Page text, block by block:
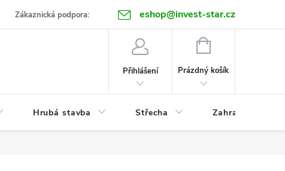
Zákaznická podpora: eshop@invest-star.cz
Kontakt
Přihlášení
NÁKUPNÍ
Prázdný košík
Hrubá stavba Střecha Zahrada